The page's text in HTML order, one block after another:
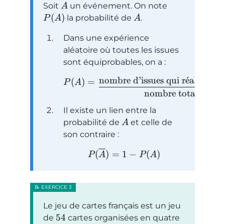
Soit A un événement. On note
P(A) la probabilité de A.
Dans une expérience
aléatoire où toutes les issues
sont équiprobables, on a :
P(A) =
nombre total
nombre d’issues qui re
ˊalisent l’
Il existe un lien entre la
probabilité de A et celle de
son contraire :
P(A) = 1 − P(A)
Le jeu de cartes français est un jeu
de 54 cartes organisées en quatre